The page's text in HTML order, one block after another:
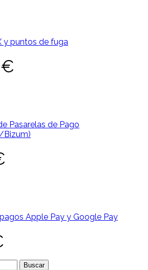
y puntos de fuga
€
Pasarelas de Pago
Bizum)
Apple Pay y Google Pay